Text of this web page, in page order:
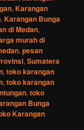
,Karangan
,Karangan Bunga
di Medan,
murah di
,pesan
,Sumatera
,toko karangan
,toko karangan
,toko
Bunga
Karangan